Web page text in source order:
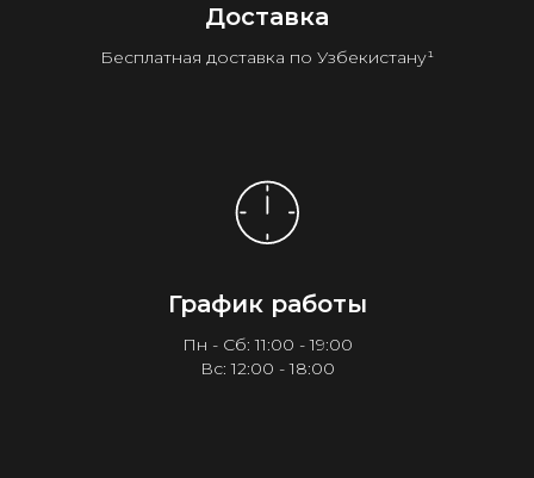
Доставка
Бесплатная доставка по Узбекистану¹
График работы
Пн - Сб: 11:00 - 19:00
Вс: 12:00 - 18:00